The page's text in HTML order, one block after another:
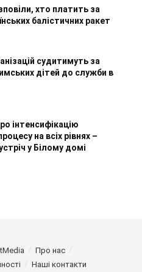
хто платить за
балістичних ракет
судитимуть за
дітей до служби в
інтенсифікацію
на всіх рівнях –
у Білому домі
Про нас
Наші контакти